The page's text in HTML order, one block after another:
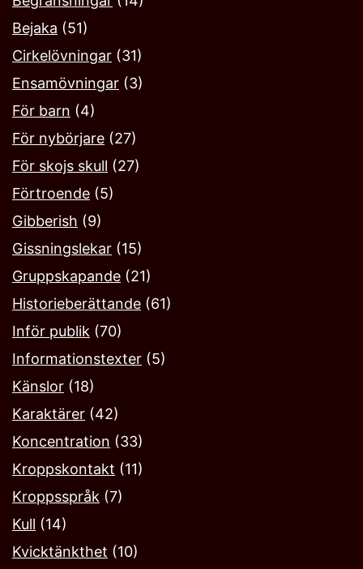
Bejaka‎ (51)
Cirkelövningar (31)
Ensamövningar (3)
För barn (4)
För nybörjare (27)
För skojs skull (27)
Förtroende (5)
Gibberish (9)
Gissningslekar (15)
Gruppskapande (21)
Historieberättande (61)
Inför publik (70)
Informationstexter (5)
Känslor (18)
Karaktärer (42)
Koncentration (33)
Kroppskontakt (11)
Kroppsspråk (7)
Kull (14)
Kvicktänkthet (10)